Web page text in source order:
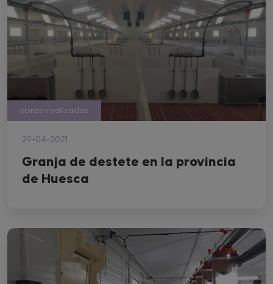
obras-realizadas
29-04-2021
Granja de destete en la provincia
de Huesca